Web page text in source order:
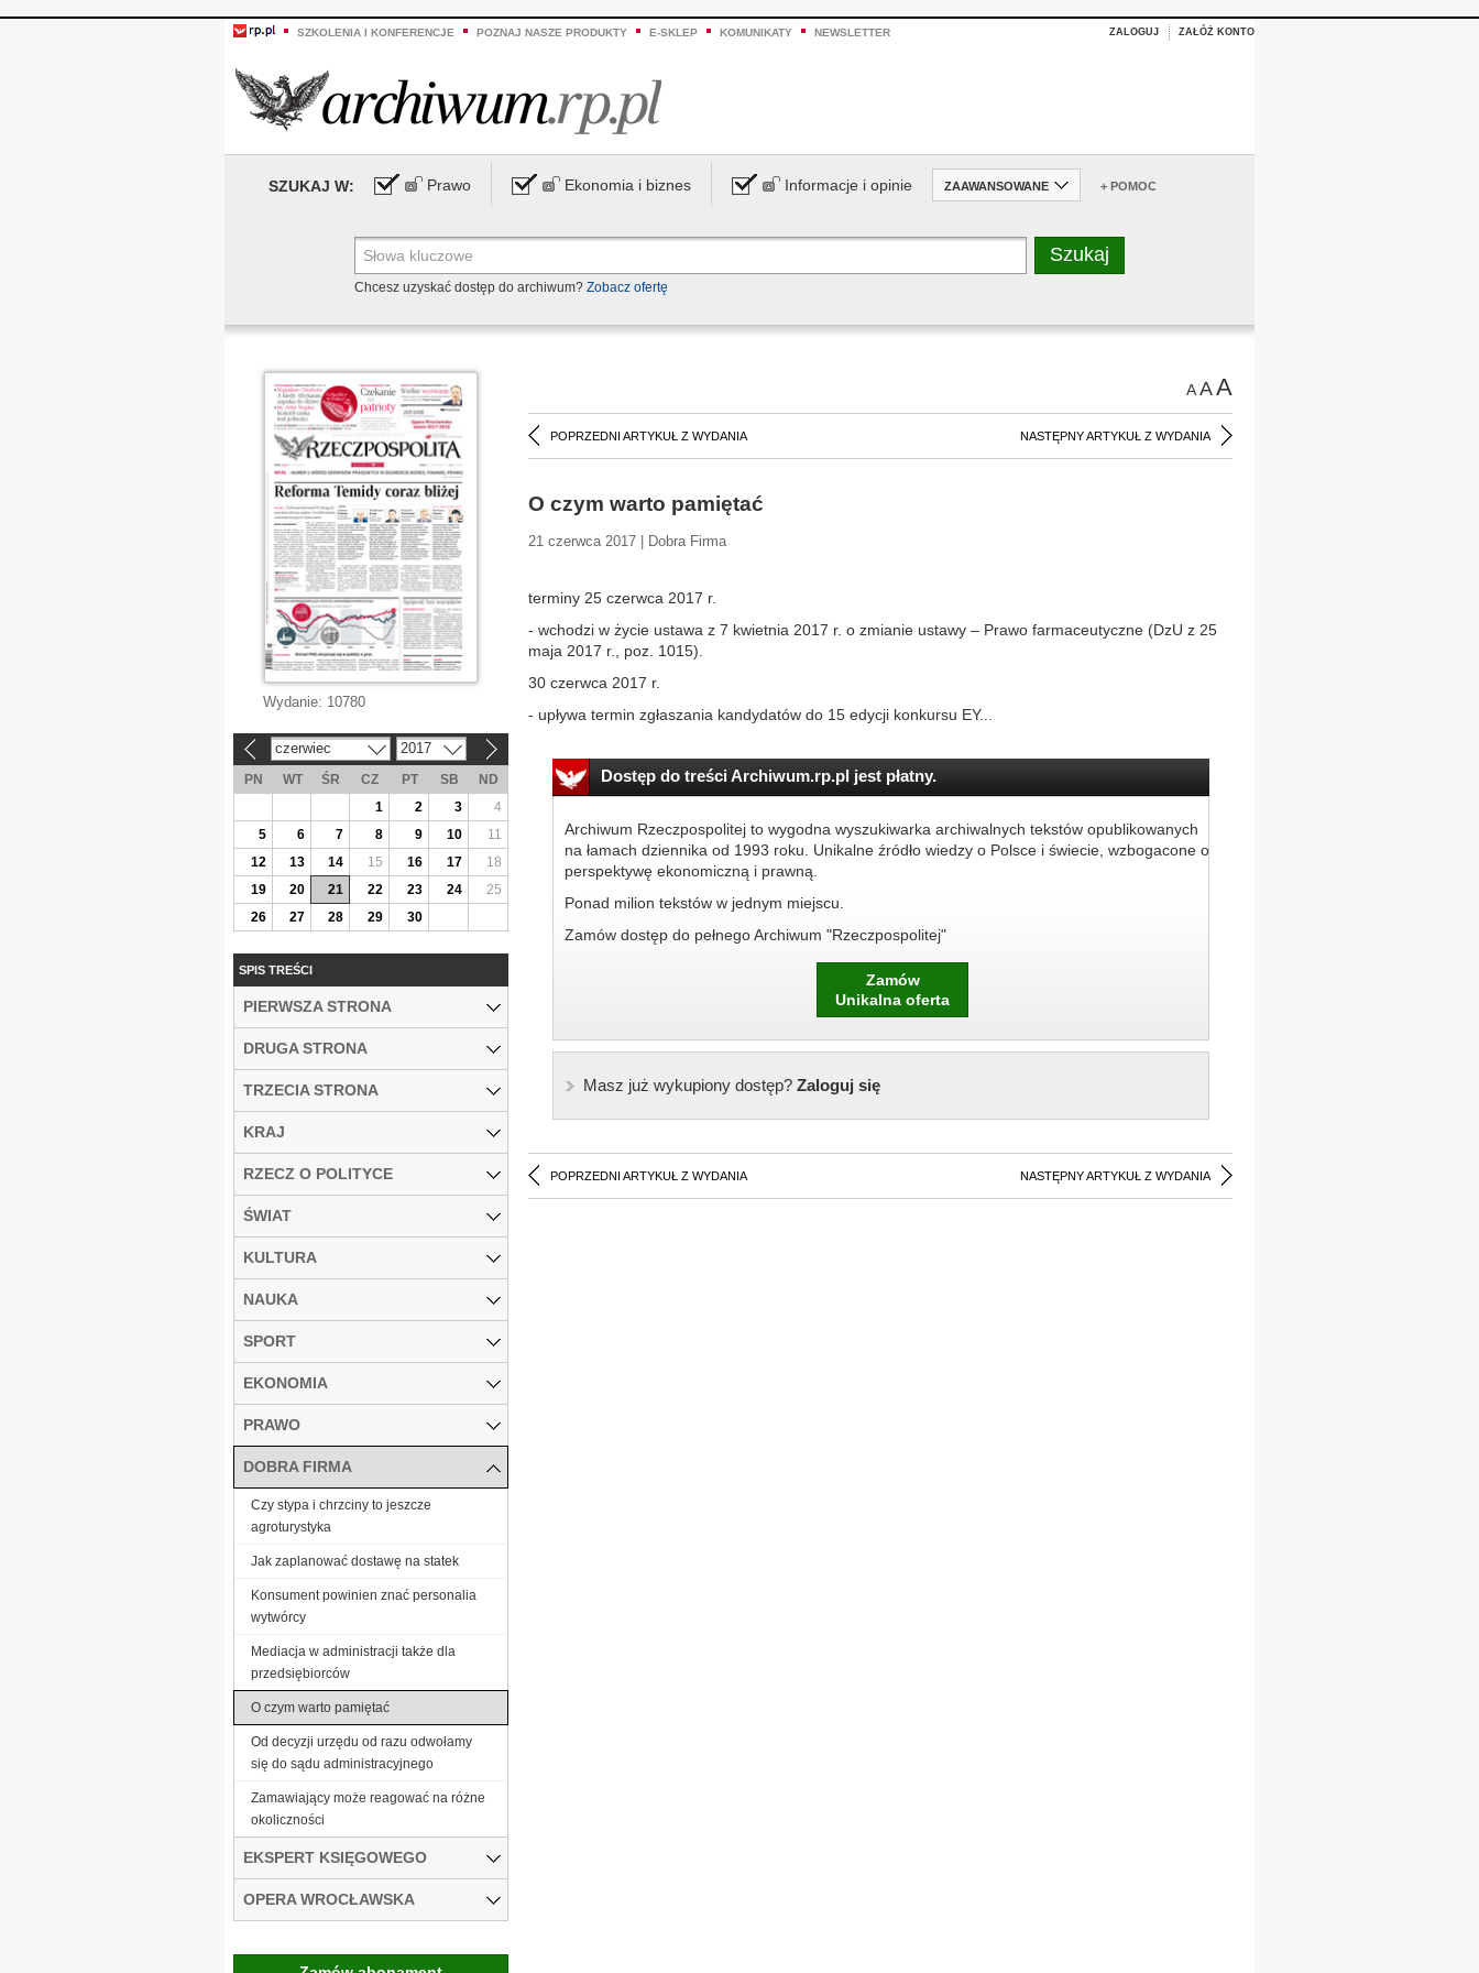
SZKOLENIA I KONFERENCJE POZNAJ NASZE PRODUKTY E-SKLEP KOMUNIKATY NEWSLETTER ZALOGUJ ZAŁÓŻ KONTO
SZUKAJ W: Prawo Ekonomia i biznes Informacje i opinie ZAAWANSOWANE + POMOC
Chcesz uzyskać dostęp do archiwum? Zobacz ofertę
AAA
POPRZEDNI ARTYKUŁ Z WYDANIA NASTĘPNY ARTYKUŁ Z WYDANIA
O czym warto pamiętać
21 czerwca 2017 | Dobra Firma
terminy 25 czerwca 2017 r.
- wchodzi w życie ustawa z 7 kwietnia 2017 r. o zmianie ustawy – Prawo farmaceutyczne (DzU z 25
maja 2017 r., poz. 1015).
30 czerwca 2017 r.
- upływa termin zgłaszania kandydatów do 15 edycji konkursu EY...
Dostęp do treści Archiwum.rp.pl jest płatny.
Archiwum Rzeczpospolitej to wygodna wyszukiwarka archiwalnych tekstów opublikowanych
na łamach dziennika od 1993 roku. Unikalne źródło wiedzy o Polsce i świecie, wzbogacone o
perspektywę ekonomiczną i prawną.
Ponad milion tekstów w jednym miejscu.
Zamów dostęp do pełnego Archiwum "Rzeczpospolitej"
Zamów
Unikalna oferta
Masz już wykupiony dostęp?Zaloguj się
POPRZEDNI ARTYKUŁ Z WYDANIA NASTĘPNY ARTYKUŁ Z WYDANIA
Wydanie: 10780
czerwiec 2017
PN WT ŚR CZ PT SB
ND
1
2 3
4
5
6 7 8 9 10
11
12
13 14 15 16 17
18
19
20 21 22 23 24
25
26
27 28 29 30
SPIS TREŚCI
PIERWSZA STRONA
DRUGA STRONA
TRZECIA STRONA
KRAJ
RZECZ O POLITYCE
ŚWIAT
KULTURA
NAUKA
SPORT
EKONOMIA
PRAWO
DOBRA FIRMA
Czy stypa i chrzciny to jeszcze
agroturystyka
Jak zaplanować dostawę na statek
Konsument powinien znać personalia
wytwórcy
Mediacja w administracji także dla
przedsiębiorców
O czym warto pamiętać
Od decyzji urzędu od razu odwołamy
się do sądu administracyjnego
Zamawiający może reagować na różne
okoliczności
EKSPERT KSIĘGOWEGO
OPERA WROCŁAWSKA